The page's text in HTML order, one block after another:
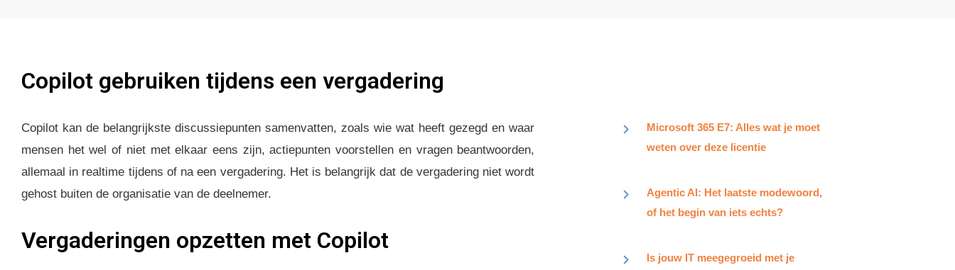
Copilot gebruiken tijdens een vergadering
Copilot kan de belangrijkste discussiepunten samenvatten, zoals wie wat heeft gezegd en waar
mensen het wel of niet met elkaar eens zijn, actiepunten voorstellen en vragen beantwoorden,
allemaal in realtime tijdens of na een vergadering. Het is belangrijk dat de vergadering niet wordt
gehost buiten de organisatie van de deelnemer.
Vergaderingen opzetten met Copilot
Microsoft 365 E7: Alles wat je moet
weten over deze licentie
Agentic AI: Het laatste modewoord,
of het begin van iets echts?
Is jouw IT meegegroeid met je